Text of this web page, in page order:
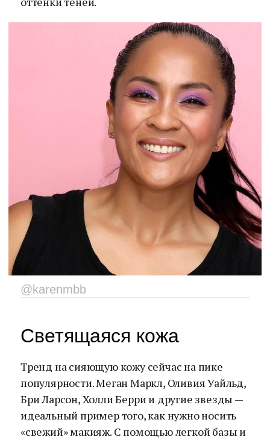
@karenmbb
Светящаяся кожа
Тренд на сияющую кожу сейчас на пике
популярности. Меган Маркл, Оливия Уайльд,
Бри Ларсон, Холли Берри и другие звезды —
идеальный пример того, как нужно носить
«свежий» макияж. С помощью легкой базы и